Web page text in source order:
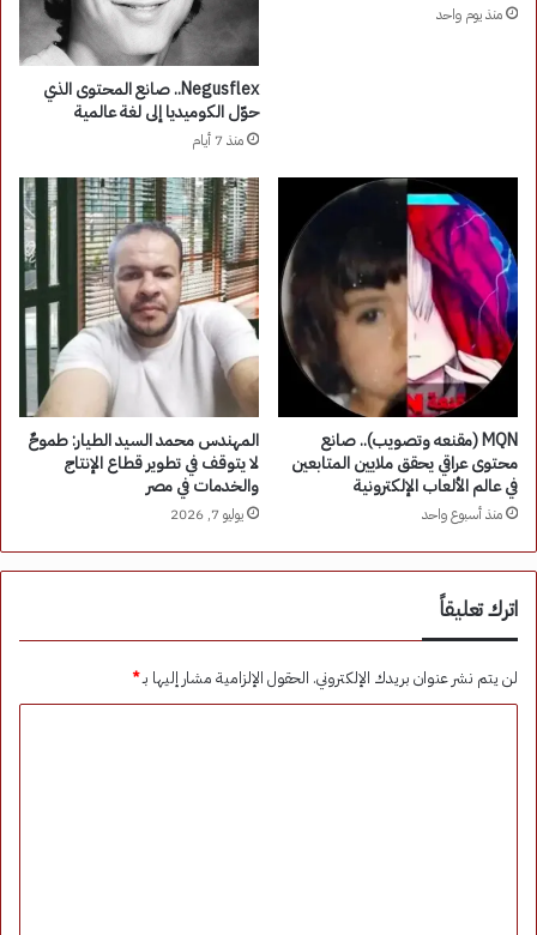
منذ يوم واحد
Negusflex.. صانع المحتوى الذي
حوّل الكوميديا إلى لغة عالمية
منذ 7 أيام
MQN (مقنعه وتصويب).. صانع
محتوى عراقي يحقق ملايين المتابعين
في عالم الألعاب الإلكترونية
منذ أسبوع واحد
المهندس محمد السيد الطيار: طموحٌ
لا يتوقف في تطوير قطاع الإنتاج
والخدمات في مصر
يوليو 7, 2026
اترك تعليقاً
لن يتم نشر عنوان بريدك الإلكتروني. الحقول الإلزامية مشار إليها بـ*